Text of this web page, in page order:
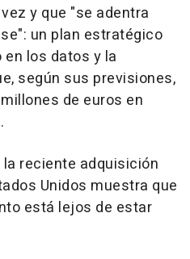
y que "se adentra
un plan estratégico
los datos y la
según sus previsiones,
de euros en
reciente adquisición
Unidos muestra que
está lejos de estar